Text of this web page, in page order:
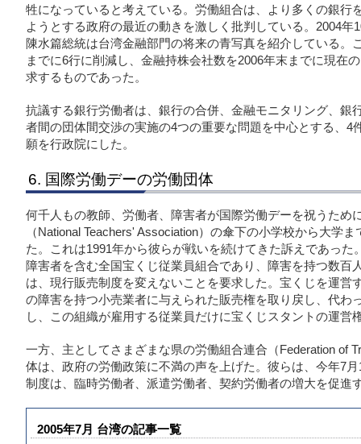
牲になっていると考えている。労働組合は、より多くの銀行
ようとする政府の最近の動きを激しく批判している。2004
陳水篇総統は台湾金融部門の将来の青写真を紹介している。
までに6行に削減し、金融持株会社数を2006年末までに現在
求するものであった。
抗議する銀行労働者は、銀行の合併、金融モニタリング、銀
者間の団体間交渉の実施の4つの重要な問題を中心とする、4
願を行政院にした。
6. 国際労働デーの労働団体
何千人もの教師、労働者、障害者が国際労働デーを祝うため
（National Teachers' Association）の傘下の小学校から大学
た。これは1991年から彼らが戦いを続けてきた訴えであっ
障害者を含む全国宝くじ従業員組合であり、障害を持つ数百
は、現行販売制度を変えないことを要求した。宝くじを運営
の障害を持つ小売業者に与えられた販売権を取り戻し、代わ
し、この組織が雇用する従業員だけに宝くじスタントの運営
一方、主としてさまざまな県の労働組合連合（Federation of
体は、政府の労働政策に不満の声を上げた。彼らは、今年7
制度は、臨時労働者、派遣労働者、契約労働者の増大を促進
2005年7月 台湾の記事一覧